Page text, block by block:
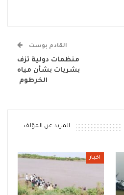
القادم بوست
منظمات دولية تزف
بشريات بشأن مياه
الخرطوم
المزيد عن المؤلف
اخبار